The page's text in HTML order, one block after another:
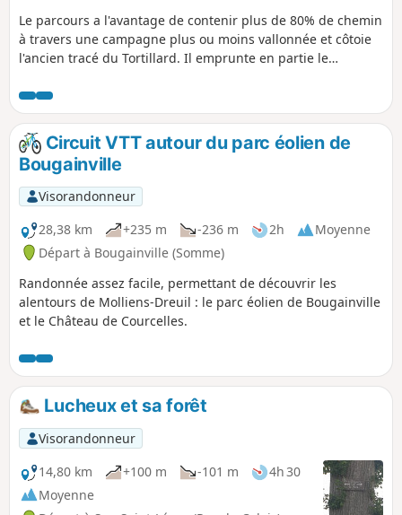
Le parcours a l'avantage de contenir plus de 80% de chemin
à travers une campagne plus ou moins vallonnée et côtoie
l'ancien tracé du Tortillard. Il emprunte en partie le
Circuit VTT autour du parc éolien de
Bougainville
Visorandonneur
28,38 km
+235 m -236 m 2h
Moyenne
Départ à Bougainville (Somme)
Randonnée assez facile, permettant de découvrir les
alentours de Molliens-Dreuil : le parc éolien de Bougainville
et le Château de Courcelles.
Lucheux et sa forêt
Visorandonneur
14,80 km
+100 m -101 m
4h 30
Moyenne